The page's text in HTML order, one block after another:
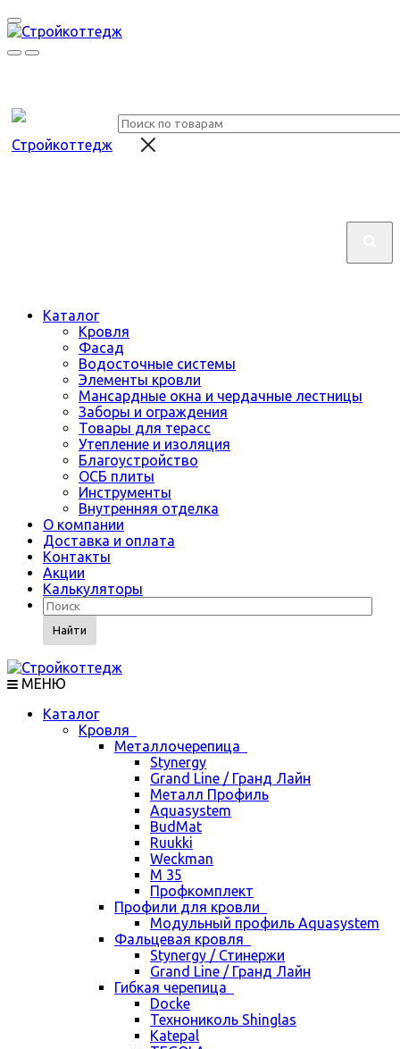
Каталог
Кровля
Фасад
Водосточные системы
Элементы кровли
Мансардные окна и чердачные лестницы
Заборы и ограждения
Товары для терасс
Утепление и изоляция
Благоустройство
ОСБ плиты
Инструменты
Внутренняя отделка
О компании
Доставка и оплата
Контакты
Акции
Калькуляторы
Найти
МЕНЮ
Каталог
Кровля
Металлочерепица
Stynergy
Grand Line / Гранд Лайн
Металл Профиль
Aquasystem
BudMat
Ruukki
Weckman
М 35
Профкомплект
Профили для кровли
Модульный профиль Aquasystem
Фальцевая кровля
Stynergy / Стинержи
Grand Line / Гранд Лайн
Гибкая черепица
Docke
Технониколь Shinglas
Katepal